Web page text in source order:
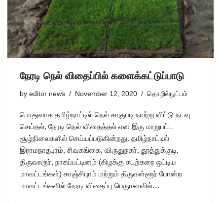
நேரடி நெல் விதைப்பில் களைக்கட்டுப்பாடு
by editor news November 12, 2020 தொழில்நுட்பம்
பொதுவாக தமிழ்நாட்டில் நெல் சாகுபடி நாற்று விட்டு நடவு
செய்தல், நேரடி நெல் விதைத்தல் என இரு மாறுபட்ட
சூழ்நிலைகளில் செய்யப்படுகின்றது. தமிழ்நாட்டில்
இராமநாதபுரம், சிவகங்கை, விருதுநகர், தூத்துக்குடி,
திருவாரூர், நாகப்பட்டினம் (கிழக்கு கடற்கரை ஒட்டிய
மாவட்டங்கள்) காஞ்சிபுரம் மற்றும் திருவள்ளூர் போன்ற
மாவட்டங்களில் நேரடி விதைப்பு பெருமளவில்…